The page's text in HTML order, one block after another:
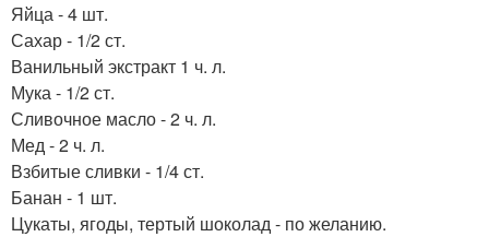
Яйца - 4 шт.
Сахар - 1/2 ст.
Ванильный экстракт 1 ч. л.
Мука - 1/2 ст.
Сливочное масло - 2 ч. л.
Мед - 2 ч. л.
Взбитые сливки - 1/4 ст.
Банан - 1 шт.
Цукаты, ягоды, тертый шоколад - по желанию.